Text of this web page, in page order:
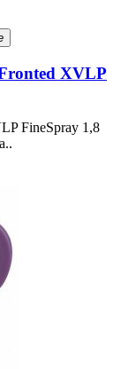
XVLP
FineSpray 1,8